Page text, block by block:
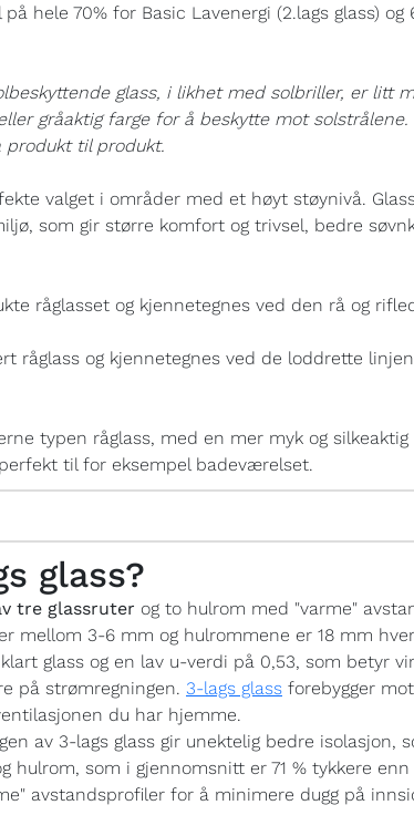
hele 70% for Basic Lavenergi (2.lags glass) og
glass, i likhet med solbriller, er litt
gråaktig farge for å beskytte mot solstrålene.
produkt til produkt.
valget i områder med et høyt støynivå.
som gir større komfort og trivsel, bedre
råglasset og kjennetegnes ved den rå og
råglass og kjennetegnes ved de loddrette
typen råglass, med en mer myk og silkeaktig
til for eksempel badeværelset.
glass?
tre glassruter og to hulrom med "varme"
mellom 3-6 mm og hulrommene er 18 mm
glass og en lav u-verdi på 0,53, som betyr
på strømregningen. 3-lags glass forebygger
du har hjemme.
av 3-lags glass gir unektelig bedre isolasjon,
hulrom, som i gjennomsnitt er 71 % tykkere
avstandsprofiler for å minimere dugg på